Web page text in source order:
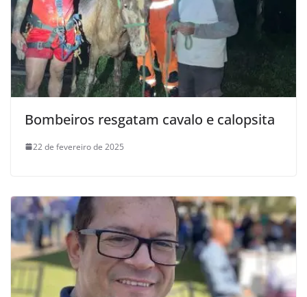
Bombeiros resgatam cavalo e calopsita
22 de fevereiro de 2025